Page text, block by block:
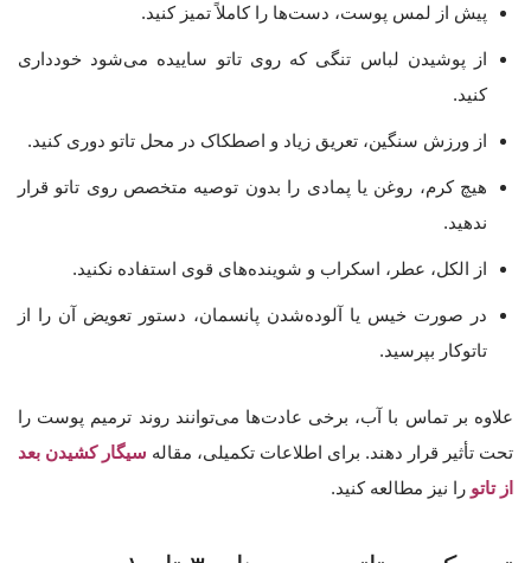
پیش از لمس پوست، دست‌ها را کاملاً تمیز کنید.
از پوشیدن لباس تنگی که روی تاتو ساییده می‌شود خودداری
کنید.
از ورزش سنگین، تعریق زیاد و اصطکاک در محل تاتو دوری کنید.
هیچ کرم، روغن یا پمادی را بدون توصیه متخصص روی تاتو قرار
ندهید.
از الکل، عطر، اسکراب و شوینده‌های قوی استفاده نکنید.
در صورت خیس یا آلوده‌شدن پانسمان، دستور تعویض آن را از
تاتوکار بپرسید.
علاوه بر تماس با آب، برخی عادت‌ها می‌توانند روند ترمیم پوست را
تحت تأثیر قرار دهند. برای اطلاعات تکمیلی، مقاله سیگار کشیدن بعد
از تاتو را نیز مطالعه کنید.